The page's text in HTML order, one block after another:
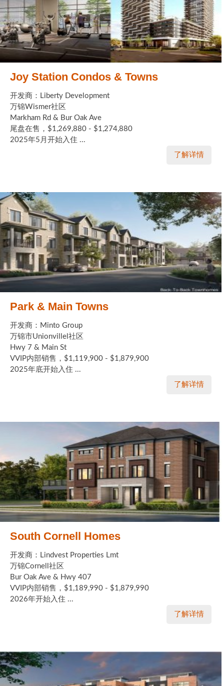
Joy Station Condos & Towns
开发商：Liberty Development
万锦Wismer社区
Markham Rd & Bur Oak Ave
尾盘在售，$1,269,880 - $1,274,880
2025年5月开始入住 ...
了解详情
Park & Main Towns
开发商：Minto Group
万锦市Unionvillel社区
Hwy 7 & Main St
VVIP内部销售，$1,119,900 - $1,879,900
2025年底开始入住 ...
了解详情
South Cornell Homes
开发商：Lindvest Properties Lmt
万锦Cornell社区
Bur Oak Ave & Hwy 407
VVIP内部销售，$1,189,990 - $1,879,990
2026年开始入住 ...
了解详情